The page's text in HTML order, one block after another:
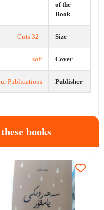
of the
Book
Size
- 32 Cuts
Cover
soft
Publisher
Publications
books